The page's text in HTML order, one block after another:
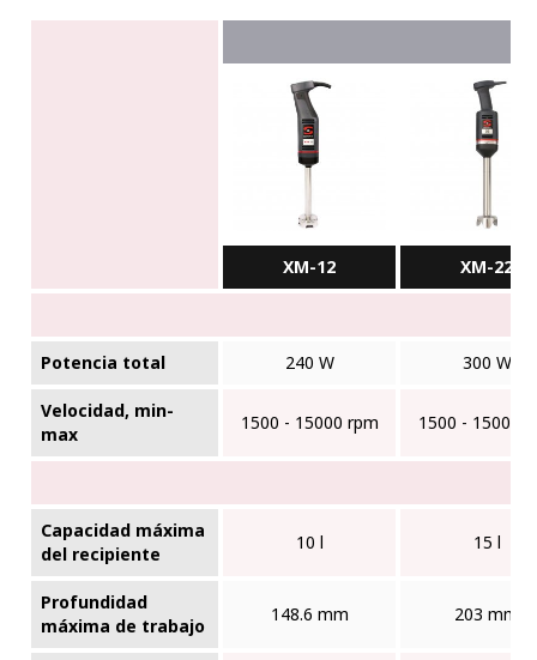
XM-12 XM-22
Potencia total 240 W 300 W
Velocidad, min-
max
1500 - 15000 rpm 1500 - 15000
Capacidad máxima
del recipiente
10 l 15 l
Profundidad
máxima de trabajo
148.6 mm 203 mm